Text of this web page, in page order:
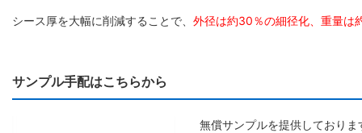
シース厚を大幅に削減することで、 外径は約30％の細径化、重量は
サンプル手配はこちらから
無償サンプルを提供しており